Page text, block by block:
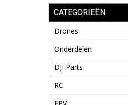
CATEGORIEËN
Drones
Onderdelen
DJI Parts
RC